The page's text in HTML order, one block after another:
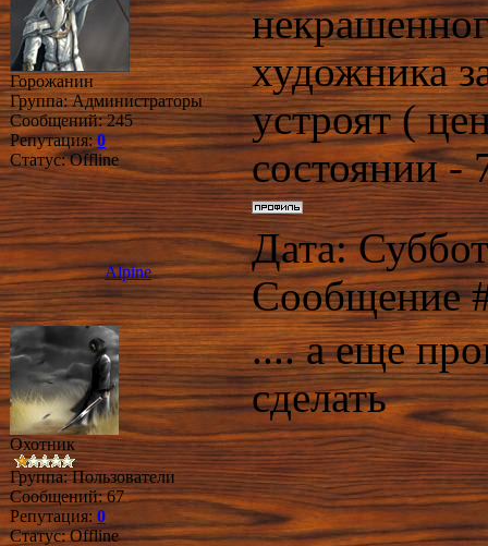
Горожанин
Группа: Администраторы
Сообщений:245
Репутация:0
Статус:Offline
художника
устроят (
состоянии -
Alpine
Дата:
Сообщение
Охотник
Группа: Пользователи
Сообщений:67
Репутация: 0
Статус:Offline
.... а еще
сделать